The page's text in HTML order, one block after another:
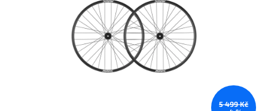
5 499 Kč